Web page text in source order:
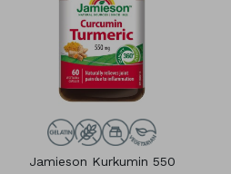
Jamieson Kurkumin 550